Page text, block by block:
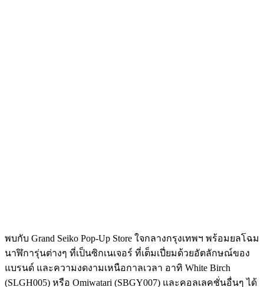
พบกับ Grand Seiko Pop-Up Store ใจกลางกรุงเทพฯ พร้อมยลโฉม
นาฬิการุ่นต่างๆ ที่เป็นซิกเนเจอร์ ที่เต็มเปี่ยมด้วยอัตลักษณ์ของ
แบรนด์ และความงดงามเหนือกาลเวลา อาทิ White Birch
(SLGH005) หรือ Omiwatari (SBGY007) และคอลเลคชั่นอื่นๆ ได้